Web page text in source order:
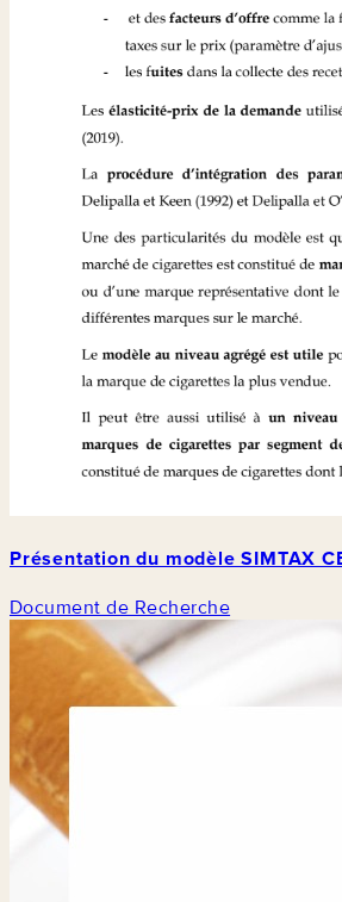
Présentation du modèle SIMTAX
Document de Recherche